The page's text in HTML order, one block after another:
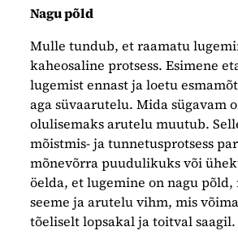
Nagu põld
Mulle tundub, et raamatu
kaheosaline protsess. Esimene
lugemist ennast ja loetu
aga süvaarutelu. Mida sügavam
olulisemaks arutelu muutub.
mõistmis- ja tunnetusprotsess
mõnevõrra puudulikuks või
öelda, et lugemine on nagu
seeme ja arutelu vihm, mis
tõeliselt lopsakal ja toitval saagil.